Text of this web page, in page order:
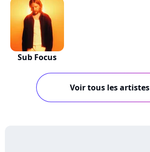
Sub Focus
Voir tous les artistes